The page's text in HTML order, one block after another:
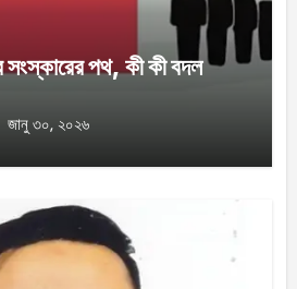
সংস্কারের পথ, কী কী বদল
জানু ৩০, ২০২৬